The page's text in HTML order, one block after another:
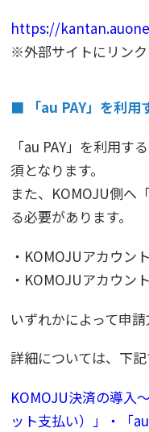
https://
※外部サイトにリン
■ 「au PAY」を利用
「au PAY」を利用す
須となります。
また、KOMOJU側へ
る必要があります。
・KOMOJUアカウン
・KOMOJUアカウン
いずれかによって申請
詳細については、下
KOMOJU決済の導入
ット支払い）」・「